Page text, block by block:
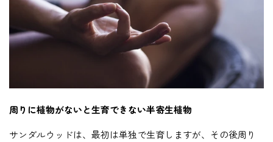
周りに植物がないと生育できない半寄生植物
サンダルウッドは、最初は単独で生育しますが、その後周り